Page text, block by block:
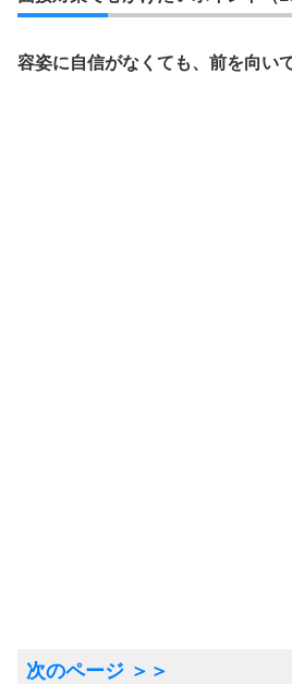
容姿に自信がなくても、前を向い